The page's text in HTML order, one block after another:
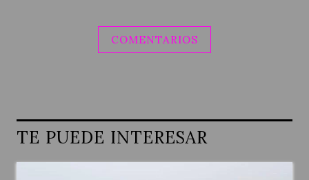
COMENTARIOS
TE PUEDE INTERESAR